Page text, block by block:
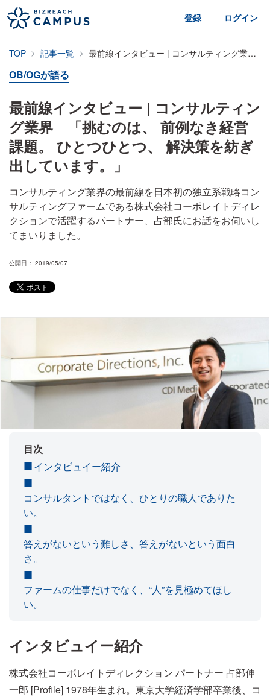
登録 ログイン
TOP 記事一覧 最前線インタビュー | コンサルティング業界 「挑むのは、 前例なき経営課題。 ひとつひとつ、 解決策を紡ぎ出しています。」
OB/OGが語る
最前線インタビュー | コンサルティン
グ業界 「挑むのは、 前例なき経営
課題。 ひとつひとつ、 解決策を紡ぎ
出しています。」
コンサルティング業界の最前線を日本初の独立系戦略コン
サルティングファームである株式会社コーポレイトディレ
クションで活躍するパートナー、占部氏にお話をお伺いし
てまいりました。
公開日： 2019/05/07
目次
インタビュイー紹介
コンサルタントではなく、ひとりの職人でありた
い。
答えがないという難しさ、答えがないという面白
さ。
ファームの仕事だけでなく、“人”を見極めてほし
い。
インタビュイー紹介
株式会社コーポレイトディレクション パートナー 占部伸
一郎 [Profile] 1978年生まれ。東京大学経済学部卒業後、コ